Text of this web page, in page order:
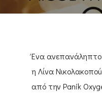
Ένα ανεπανάληπτο
η Λίνα
από την Panik